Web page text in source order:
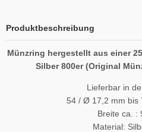
Produktbeschreibung
Münzring hergestellt aus einer
Silber 800er (Original
Lieferbar in
54 / Ø 17,2 mm bis
Breite ca. :
Material: